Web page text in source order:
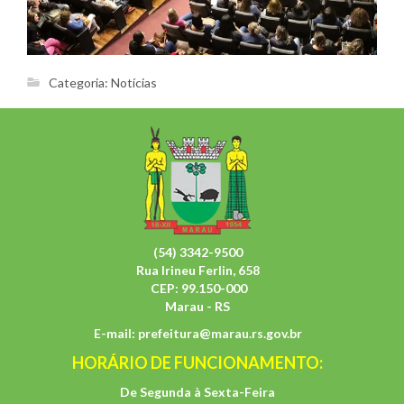
Categoria: Notícias
(54) 3342-9500
Rua Irineu Ferlin, 658
CEP: 99.150-000
Marau - RS
E-mail: prefeitura@marau.rs.gov.br
HORÁRIO DE FUNCIONAMENTO:
De Segunda à Sexta-Feira